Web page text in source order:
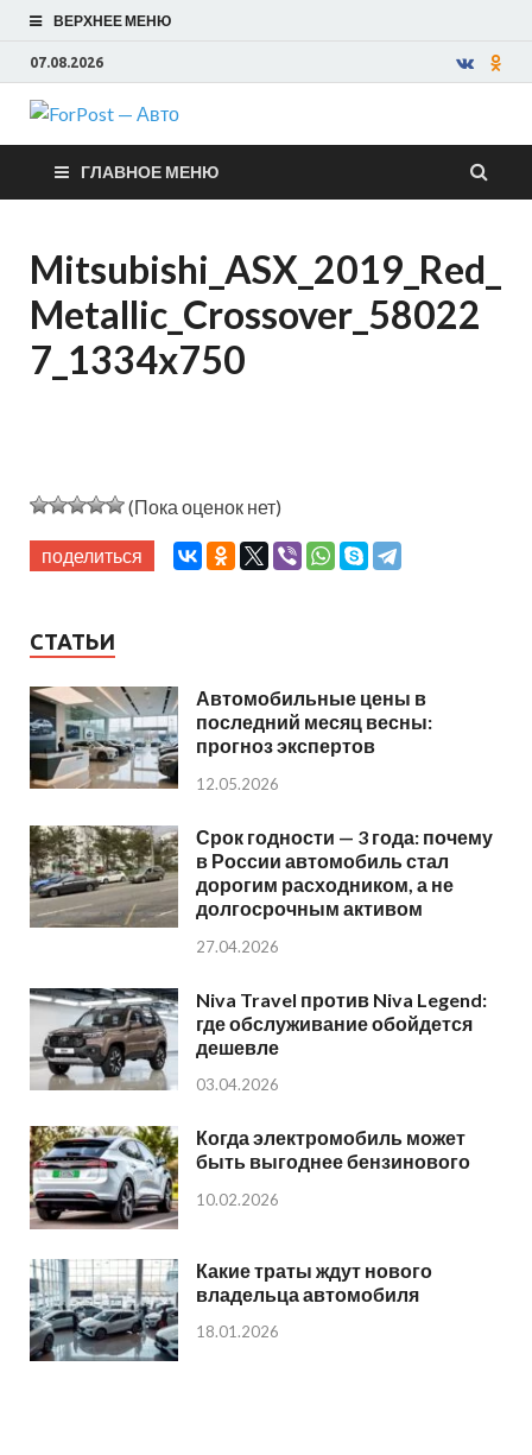
ВЕРХНЕЕ МЕНЮ
07.08.2026
ForPost —
Авто
ГЛАВНОЕ МЕНЮ
Mitsubishi_ASX_2019_Red_
Metallic_Crossover_58022
7_1334x750
(Пока оценок нет)
поделиться
СТАТЬИ
Автомобильные цены в
последний месяц весны:
прогноз экспертов
12.05.2026
Срок годности — 3 года: почему
в России автомобиль стал
дорогим расходником, а не
долгосрочным активом
27.04.2026
Niva Travel против Niva Legend:
где обслуживание обойдется
дешевле
03.04.2026
Когда электромобиль может
быть выгоднее бензинового
10.02.2026
Какие траты ждут нового
владельца автомобиля
18.01.2026